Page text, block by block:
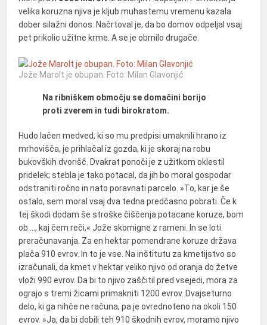
velika koruzna njiva je kljub muhastemu vremenu kazala
dober silažni donos. Načrtoval je, da bo domov odpeljal vsaj
pet prikolic užitne krme. A se je obrnilo drugače.
Jože Marolt je obupan. Foto: Milan Glavonjić
Na ribniškem območju se domačini borijo
proti zverem in tudi birokratom.
Hudo lačen medved, ki so mu predpisi umaknili hrano iz
mrhovišča, je prihlačal iz gozda, ki je skoraj na robu
bukovških dvorišč. Dvakrat ponoči je z užitkom oklestil
pridelek; stebla je tako potacal, da jih bo moral gospodar
odstraniti ročno in nato poravnati parcelo. »To, kar je še
ostalo, sem moral vsaj dva tedna predčasno pobrati. Če k
tej škodi dodam še stroške čiščenja potacane koruze, bom
ob …, kaj čem reči,« Jože skomigne z rameni. In se loti
preračunavanja. Za en hektar pomendrane koruze država
plača 910 evrov. In to je vse. Na inštitutu za kmetijstvo so
izračunali, da kmet v hektar veliko njivo od oranja do žetve
vloži 990 evrov. Da bi to njivo zaščitil pred vsejedi, mora za
ograjo s tremi žicami primakniti 1200 evrov. Dvajseturno
delo, ki ga nihče ne računa, pa je ovrednoteno na okoli 150
evrov. »Ja, da bi dobili teh 910 škodnih evrov, moramo njivo